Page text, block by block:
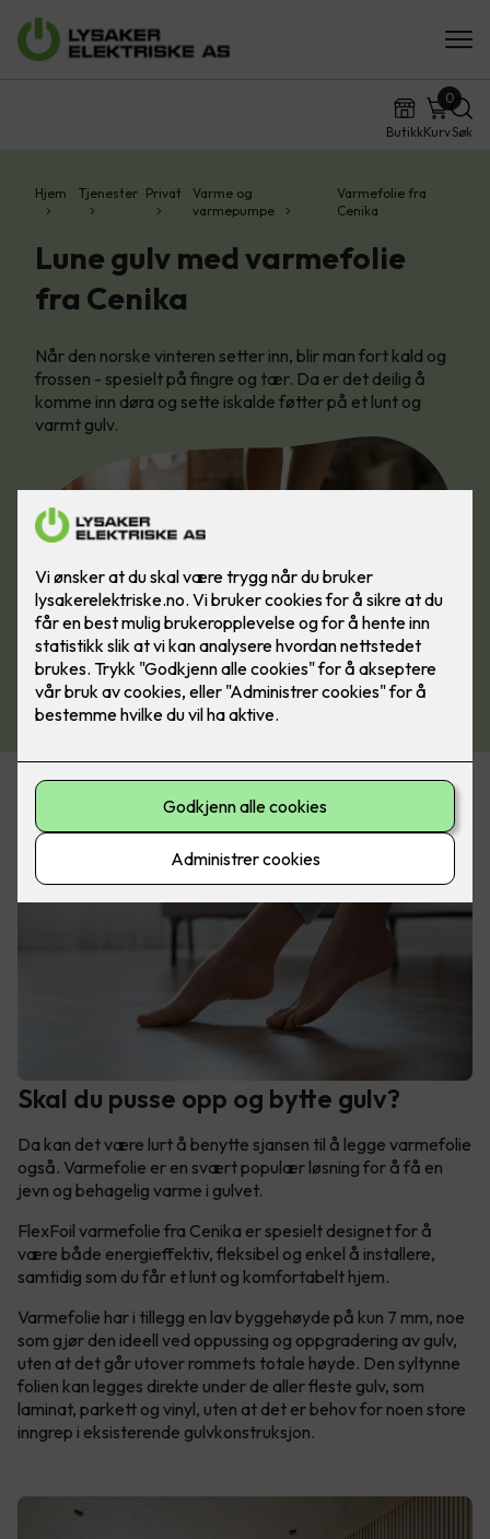
ButikkKurv
0
Søk
Hjem Tjenester Privat
Varme og
varmepumpe
Varmefolie fra
Cenika
Lune gulv med varmefolie
fra Cenika
Når den norske vinteren setter inn, blir man fort kald og
frossen - spesielt på fingre og tær. Da er det deilig å
komme inn døra og sette iskalde føtter på et lunt og
varmt gulv.
Skal du pusse opp og bytte gulv?
Da kan det være lurt å benytte sjansen til å legge varmefolie
også. Varmefolie er en svært populær løsning for å få en
jevn og behagelig varme i gulvet.
FlexFoil varmefolie fra Cenika er spesielt designet for å
være både energieffektiv, fleksibel og enkel å installere,
samtidig som du får et lunt og komfortabelt hjem.
Varmefolie har i tillegg en lav byggehøyde på kun 7 mm, noe
som gjør den ideell ved oppussing og oppgradering av gulv,
uten at det går utover rommets totale høyde. Den syltynne
folien kan legges direkte under de aller fleste gulv, som
laminat, parkett og vinyl, uten at det er behov for noen store
inngrep i eksisterende gulvkonstruksjon.